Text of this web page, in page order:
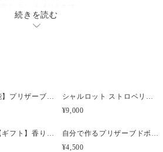
も不要です。
なお母様への母の日ギフトにぴったり
。
確保しております。
続きを読む
【名入れ可能】プリザーブド フラワーケーキ シャルロット マスカット【母の日】【誕生日】【開店祝い】
シャルロット ストロベリーピンク プリザーブドフラワーケーキ 【名入れ可能】
¥9,000
【母の日】【ギフト】香りのプリザーブドフラワーボックス ピンク
自分で作るプリザーブドボックスフラワーアレンジメントキット ピンク
¥4,500